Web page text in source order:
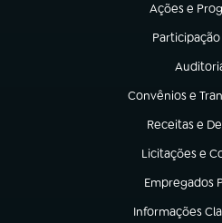
Ações e
(abre em
Participação
(abre em
(abre
Convênios e
(abre em nova
Receitas e
(abre em
Licitações e
(abre em
Empregados
(abre em
Informações
(abre em nova